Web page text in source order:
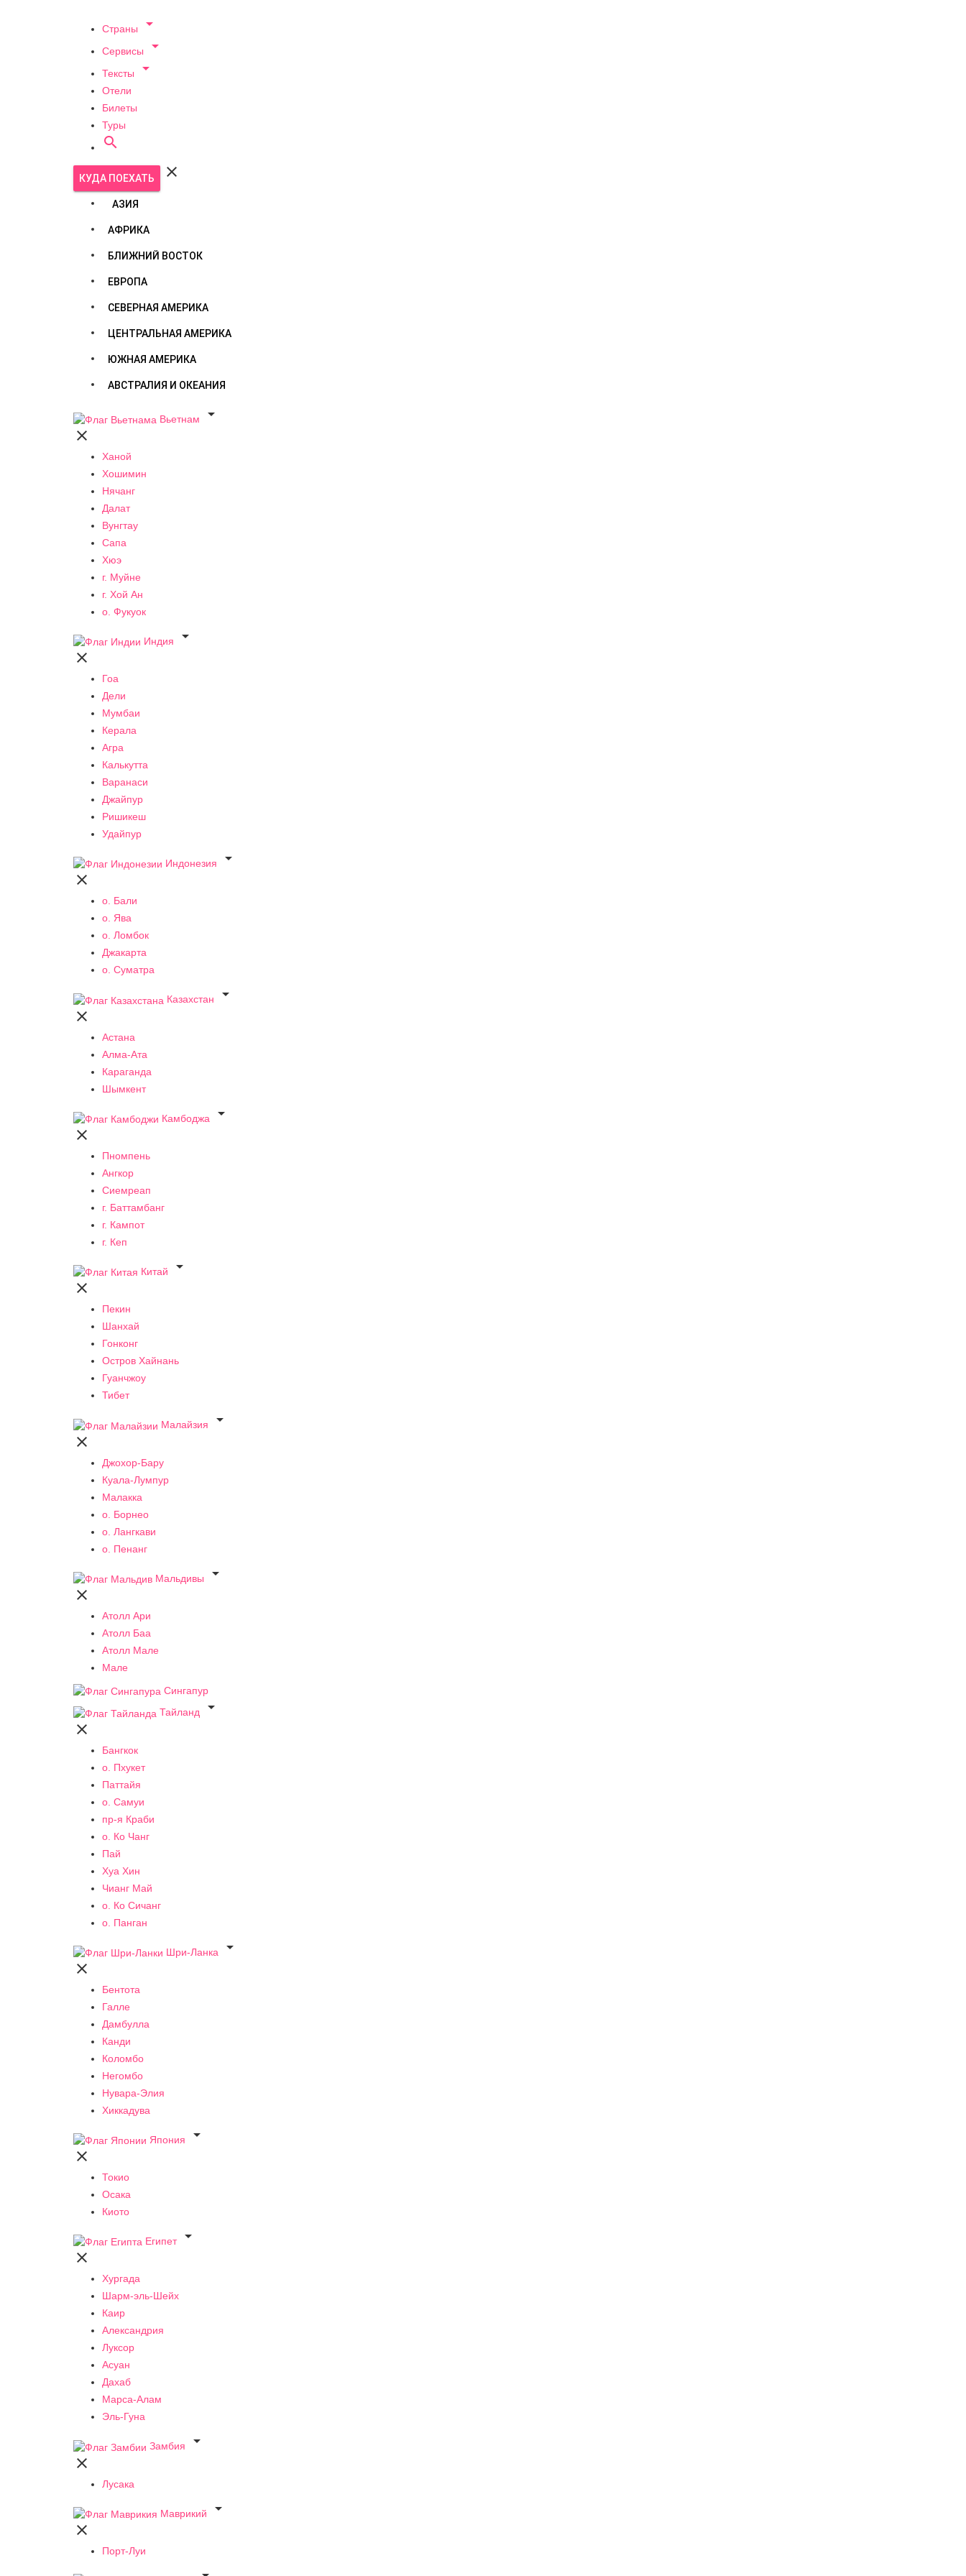
Страны 
Сервисы 
Тексты 
Отели
Билеты
Туры

КУДА ПОЕХАТЬ 
АЗИЯ
АФРИКА
БЛИЖНИЙ ВОСТОК
ЕВРОПА
СЕВЕРНАЯ АМЕРИКА
ЦЕНТРАЛЬНАЯ АМЕРИКА
ЮЖНАЯ АМЕРИКА
АВСТРАЛИЯ И ОКЕАНИЯ
Вьетнам


Ханой
Хошимин
Нячанг
Далат
Вунгтау
Сапа
Хюэ
г. Муйне
г. Хой Ан
о. Фукуок
Индия


Гоа
Дели
Мумбаи
Керала
Агра
Калькутта
Варанаси
Джайпур
Ришикеш
Удайпур
Индонезия


о. Бали
о. Ява
о. Ломбок
Джакарта
о. Суматра
Казахстан


Астана
Алма-Ата
Караганда
Шымкент
Камбоджа


Пномпень
Ангкор
Сиемреап
г. Баттамбанг
г. Кампот
г. Кеп
Китай


Пекин
Шанхай
Гонконг
Остров Хайнань
Гуанчжоу
Тибет
Малайзия


Джохор-Бару
Куала-Лумпур
Малакка
о. Борнео
о. Лангкави
о. Пенанг
Мальдивы


Атолл Ари
Атолл Баа
Атолл Мале
Мале
Сингапур
Тайланд


Бангкок
о. Пхукет
Паттайя
о. Самуи
пр-я Краби
о. Ко Чанг
Пай
Хуа Хин
Чианг Май
о. Ко Сичанг
о. Панган
Шри-Ланка


Бентота
Галле
Дамбулла
Канди
Коломбо
Негомбо
Нувара-Элия
Хиккадува
Япония


Токио
Осака
Киото
Египет


Хургада
Шарм-эль-Шейх
Каир
Александрия
Луксор
Асуан
Дахаб
Марса-Алам
Эль-Гуна
Замбия


Лусака
Маврикий


Порт-Луи